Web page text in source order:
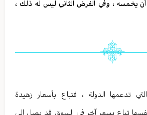
يخمسه ، وفي الفرض الثاني ليس له ذلك ،
تدعمها الدولة ، فتباع بأسعار زهيدة
تباع بسعر آخر في السوق قد يصل إلى